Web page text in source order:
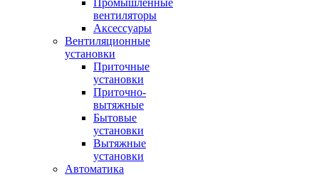
Промышленные
вентиляторы
Аксессуары
Вентиляционные
установки
Приточные
установки
Приточно-
вытяжные
Бытовые
установки
Вытяжные
установки
Автоматика